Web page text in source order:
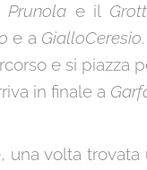
Prunola e il
e a GialloCeresio
e si piazza
in finale a
una volta